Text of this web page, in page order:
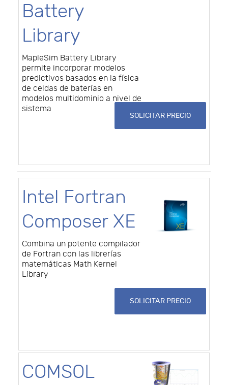
Battery
Library
MapleSim Battery Library
permite incorporar modelos
predictivos basados en la física
de celdas de baterías en
modelos multidominio a nivel de
sistema
SOLICITAR PRECIO
Intel Fortran
Composer XE
Combina un potente compilador
de Fortran con las librerías
matemáticas Math Kernel
Library
SOLICITAR PRECIO
COMSOL